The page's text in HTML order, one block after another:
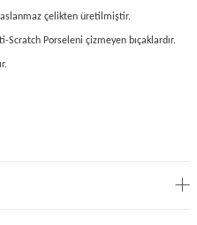
çelikten üretilmiştir.
Scratch Porseleni çizmeyen bıçaklardır.